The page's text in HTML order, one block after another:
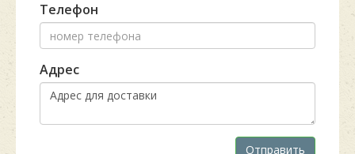
Телефон
Адрес
Отправить